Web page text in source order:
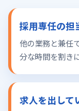
採用専任の担
他の業務と兼任
分な時間を割き
求人を出して